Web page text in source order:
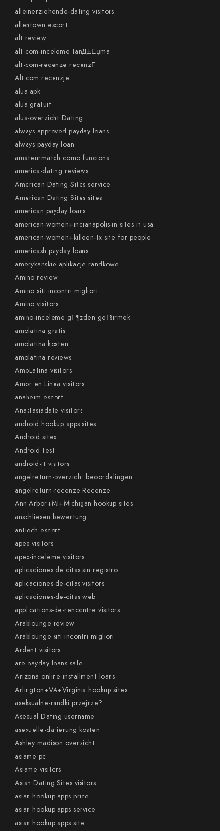
alleinerziehende-dating visitors
allentown escort
alt review
alt-com-inceleme tanД±Еџma
alt-com-recenze recenzГ­
Alt.com recenzje
alua apk
alua gratuit
alua-overzicht Dating
always approved payday loans
always payday loan
amateurmatch como funciona
america-dating reviews
American Dating Sites service
American Dating Sites sites
american payday loans
american-women+indianapolis-in sites in usa
american-women+killeen-tx site for people
americash payday loans
amerykanskie aplikacje randkowe
Amino review
Amino siti incontri migliori
Amino visitors
amino-inceleme gГ¶zden geГ§irmek
amolatina gratis
amolatina kosten
amolatina reviews
AmoLatina visitors
Amor en Linea visitors
anaheim escort
Anastasiadate visitors
android hookup apps sites
Android sites
Android test
android-it visitors
angelreturn-overzicht beoordelingen
angelreturn-recenze Recenze
Ann Arbor+MI+Michigan hookup sites
anschliesen bewertung
antioch escort
apex visitors
apex-inceleme visitors
aplicaciones de citas sin registro
aplicaciones-de-citas visitors
aplicaciones-de-citas web
applications-de-rencontre visitors
Arablounge review
Arablounge siti incontri migliori
Ardent visitors
are payday loans safe
Arizona online installment loans
Arlington+VA+Virginia hookup sites
aseksualne-randki przejrze?
Asexual Dating username
asexuelle-datierung kosten
Ashley madison overzicht
asiame pc
Asiame visitors
Asian Dating Sites visitors
asian hookup apps price
asian hookup apps service
asian hookup apps site